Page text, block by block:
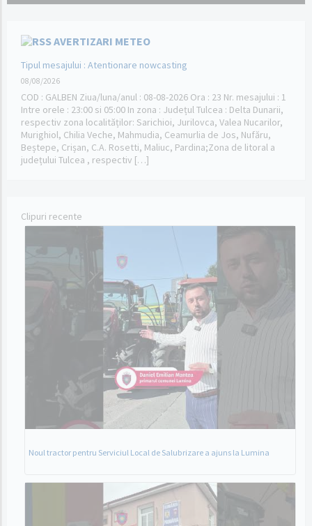
AVERTIZARI METEO
Tipul mesajului : Atentionare nowcasting
08/08/2026
COD : GALBEN Ziua/luna/anul : 08-08-2026 Ora : 23 Nr. mesajului : 1
Intre orele : 23:00 si 05:00 In zona : Județul Tulcea : Delta Dunarii,
respectiv zona localităților: Sarichioi, Jurilovca, Valea Nucarilor,
Murighiol, Chilia Veche, Mahmudia, Ceamurlia de Jos, Nufăru,
Beștepe, Crișan, C.A. Rosetti, Maliuc, Pardina;Zona de litoral a
județului Tulcea , respectiv […]
Clipuri recente
Noul tractor pentru Serviciul Local de Salubrizare a ajuns la Lumina